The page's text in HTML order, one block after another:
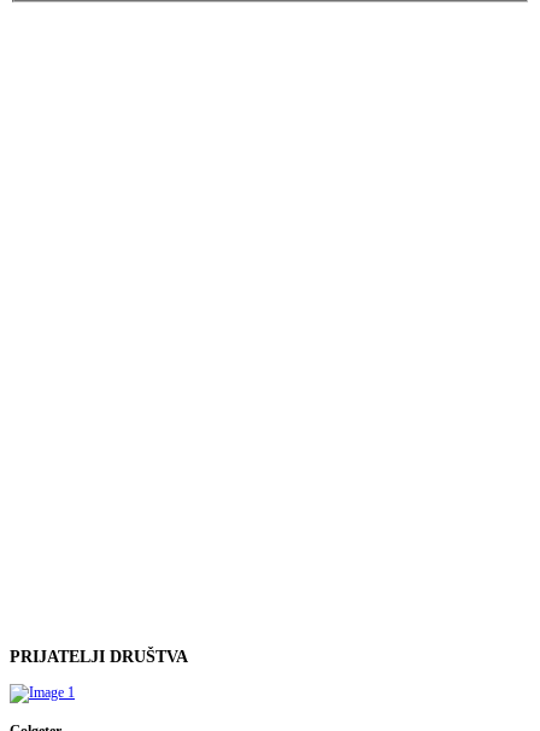
PRIJATELJI DRUŠTVA